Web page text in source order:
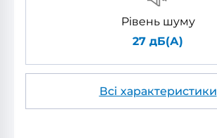
Рівень шуму
27 дБ(А)
Всі характеристики